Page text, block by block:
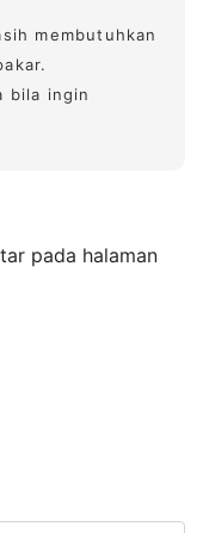
membutuhkan
bila ingin
pada halaman